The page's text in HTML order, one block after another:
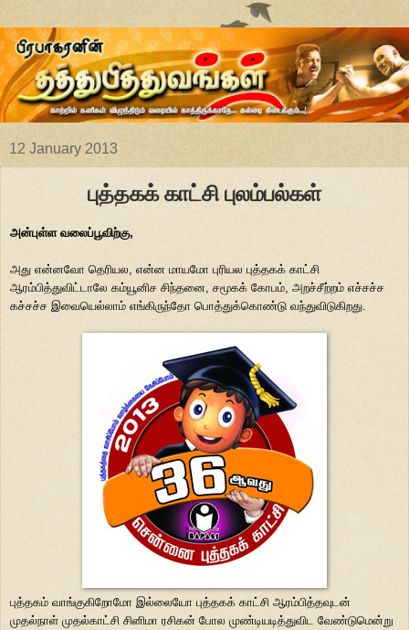
12 January 2013
புத்தகக் காட்சி புலம்பல்கள்
அன்புள்ள வலைப்பூவிற்கு,
அது என்னவோ தெரியல, என்ன மாயமோ புரியல புத்தகக் காட்சி
ஆரம்பித்துவிட்டாலே கம்யூனிச சிந்தனை, சமூகக் கோபம், அறச்சீற்றம் எச்சச்ச
கச்சச்ச இவையெல்லாம் எங்கிருந்தோ பொத்துக்கொண்டு வந்துவிடுகிறது.
புத்தகம் வாங்குகிறோமோ இல்லையோ புத்தகக் காட்சி ஆரம்பித்தவுடன்
முதல்நாள் முதல்காட்சி சினிமா ரசிகன் போல முண்டியடித்துவிட வேண்டுமென்று